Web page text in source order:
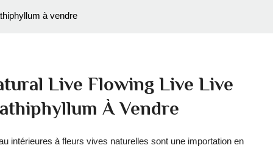
à vendre
Live Flowing Live Live
À Vendre
intérieures à fleurs vives naturelles sont une importation en